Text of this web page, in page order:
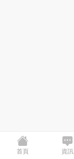
首頁 資訊